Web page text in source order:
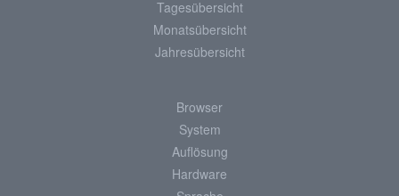
Tagesübersicht
Monatsübersicht
Jahresübersicht
Browser
System
Auflösung
Hardware